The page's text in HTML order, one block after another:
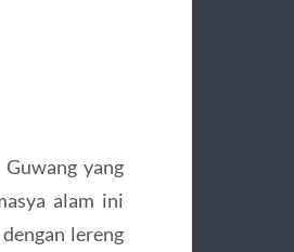
yang
alam ini
lereng